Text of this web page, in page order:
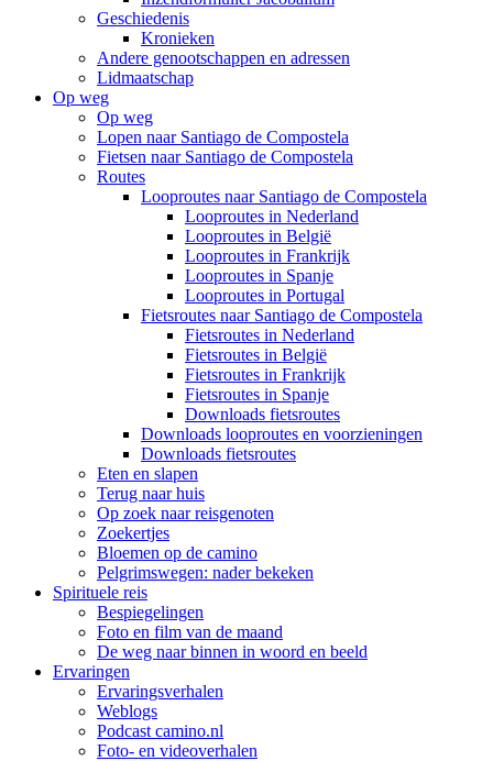
Geschiedenis
Kronieken
Andere genootschappen en adressen
Lidmaatschap
Op weg
Op weg
Lopen naar Santiago de Compostela
Fietsen naar Santiago de Compostela
Routes
Looproutes naar Santiago de Compostela
Looproutes in Nederland
Looproutes in België
Looproutes in Frankrijk
Looproutes in Spanje
Looproutes in Portugal
Fietsroutes naar Santiago de Compostela
Fietsroutes in Nederland
Fietsroutes in België
Fietsroutes in Frankrijk
Fietsroutes in Spanje
Downloads fietsroutes
Downloads looproutes en voorzieningen
Downloads fietsroutes
Eten en slapen
Terug naar huis
Op zoek naar reisgenoten
Zoekertjes
Bloemen op de camino
Pelgrimswegen: nader bekeken
Spirituele reis
Bespiegelingen
Foto en film van de maand
De weg naar binnen in woord en beeld
Ervaringen
Ervaringsverhalen
Weblogs
Podcast camino.nl
Foto- en videoverhalen